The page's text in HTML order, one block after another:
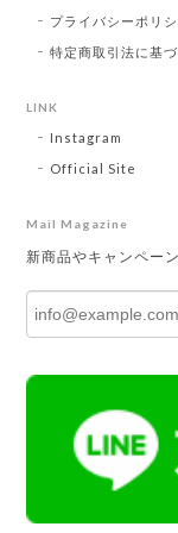
プライバシーポリ
特定商取引法に基
LINK
Instagram
Official Site
Mail Magazine
新商品やキャンペー